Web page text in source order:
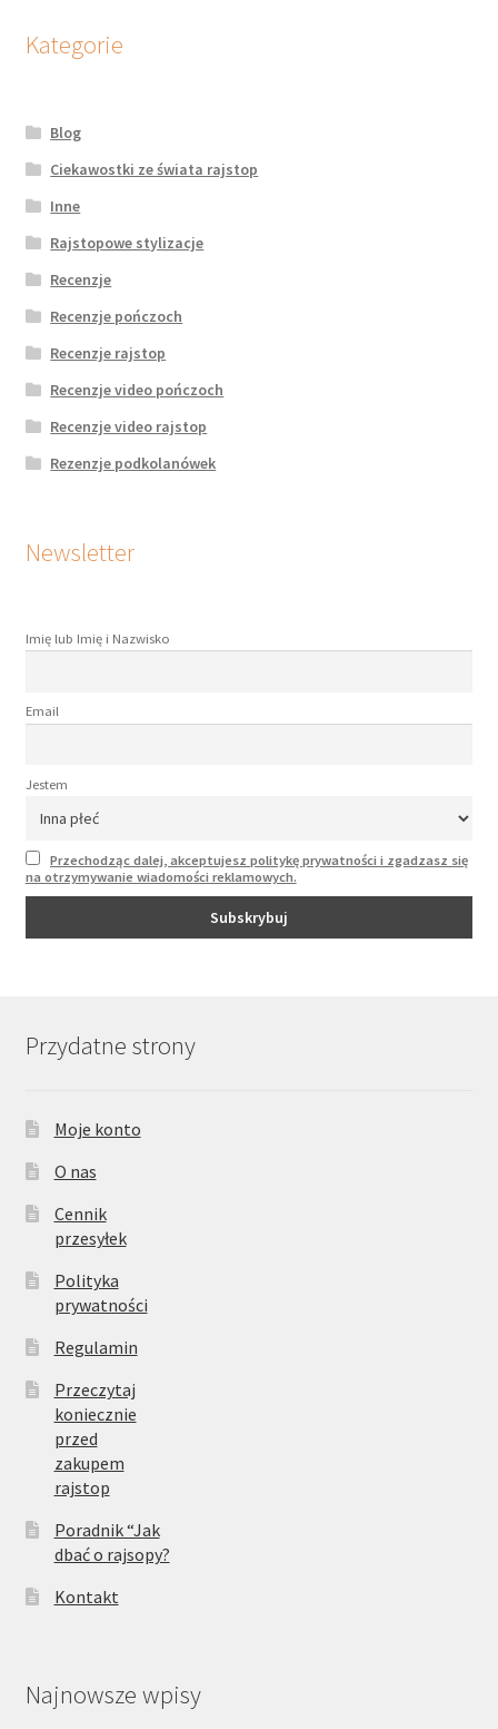
Kategorie
Blog
Ciekawostki ze świata rajstop
Inne
Rajstopowe stylizacje
Recenzje
Recenzje pończoch
Recenzje rajstop
Recenzje video pończoch
Recenzje video rajstop
Rezenzje podkolanówek
Newsletter
Imię lub Imię i Nazwisko
Email
Jestem
Przechodząc dalej, akceptujesz politykę prywatności i zgadzasz się
na otrzymywanie wiadomości reklamowych.
Przydatne strony
Moje konto
O nas
Cennik
przesyłek
Polityka
prywatności
Regulamin
Przeczytaj
koniecznie
przed
zakupem
rajstop
Poradnik “Jak
dbać o rajsopy?
Kontakt
Najnowsze wpisy